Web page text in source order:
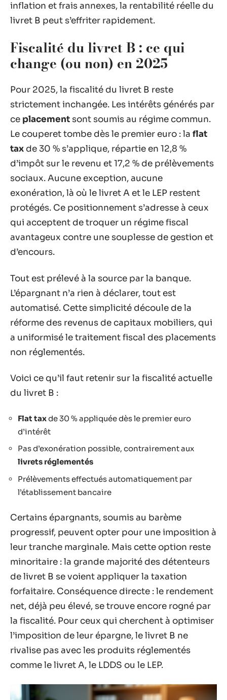
inflation et frais annexes, la rentabilité réelle du
livret B peut s’effriter rapidement.
Fiscalité du livret B : ce qui
change (ou non) en 2025
Pour 2025, la fiscalité du livret B reste
strictement inchangée. Les intérêts générés par
ce placement sont soumis au régime commun.
Le couperet tombe dès le premier euro : la flat
tax de 30 % s’applique, répartie en 12,8 %
d’impôt sur le revenu et 17,2 % de prélèvements
sociaux. Aucune exception, aucune
exonération, là où le livret A et le LEP restent
protégés. Ce positionnement s’adresse à ceux
qui acceptent de troquer un régime fiscal
avantageux contre une souplesse de gestion et
d’encours.
Tout est prélevé à la source par la banque.
L’épargnant n’a rien à déclarer, tout est
automatisé. Cette simplicité découle de la
réforme des revenus de capitaux mobiliers, qui
a uniformisé le traitement fiscal des placements
non réglementés.
Voici ce qu’il faut retenir sur la fiscalité actuelle
du livret B :
Flat tax de 30 % appliquée dès le premier euro
d’intérêt
Pas d’exonération possible, contrairement aux
livrets réglementés
Prélèvements effectués automatiquement par
l’établissement bancaire
Certains épargnants, soumis au barème
progressif, peuvent opter pour une imposition à
leur tranche marginale. Mais cette option reste
minoritaire : la grande majorité des détenteurs
de livret B se voient appliquer la taxation
forfaitaire. Conséquence directe : le rendement
net, déjà peu élevé, se trouve encore rogné par
la fiscalité. Pour ceux qui cherchent à optimiser
l’imposition de leur épargne, le livret B ne
rivalise pas avec les produits réglementés
comme le livret A, le LDDS ou le LEP.